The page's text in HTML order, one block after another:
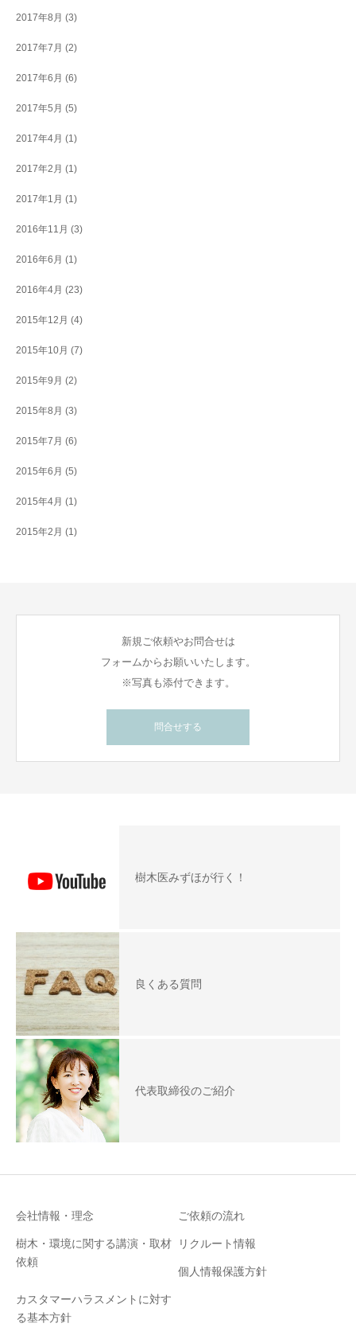
2017年8月 (3)
2017年7月 (2)
2017年6月 (6)
2017年5月 (5)
2017年4月 (1)
2017年2月 (1)
2017年1月 (1)
2016年11月 (3)
2016年6月 (1)
2016年4月 (23)
2015年12月 (4)
2015年10月 (7)
2015年9月 (2)
2015年8月 (3)
2015年7月 (6)
2015年6月 (5)
2015年4月 (1)
2015年2月 (1)
新規ご依頼やお問合せは
フォームからお願いいたします。
※写真も添付できます。
問合せする
樹木医みずほが行く！
良くある質問
代表取締役のご紹介
会社情報・理念 ご依頼の流れ
樹木・環境に関する講演・取材
依頼
リクルート情報
個人情報保護方針
カスタマーハラスメントに対す
る基本方針